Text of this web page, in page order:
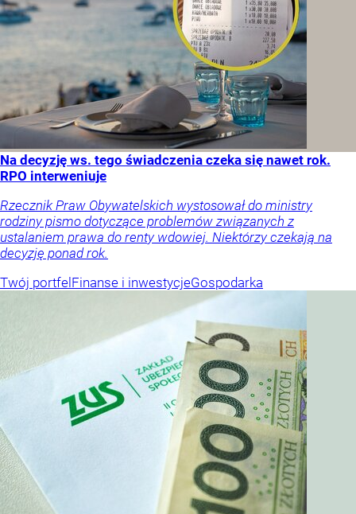
Na decyzję ws. tego świadczenia czeka się nawet rok.
RPO interweniuje
Rzecznik Praw Obywatelskich wystosował do ministry
rodziny pismo dotyczące problemów związanych z
ustalaniem prawa do renty wdowiej. Niektórzy czekają na
decyzję ponad rok.
Twój portfel Finanse i inwestycjeGospodarka